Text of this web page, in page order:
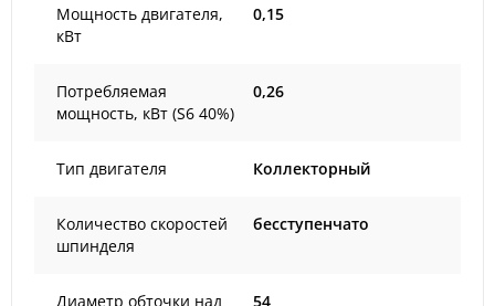
Мощность двигателя,
кВт
0,15
Потребляемая
мощность, кВт (S6 40%)
0,26
Тип двигателя Коллекторный
Количество скоростей
шпинделя
бесступенчато
Диаметр обточки над
54